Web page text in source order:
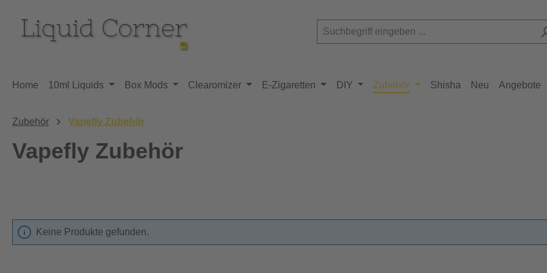
Home 10ml Liquids Box Mods Clearomizer E-Zigaretten DIY Zubehör Shisha Neu Angebote
Zubehör Vapefly Zubehör
Vapefly Zubehör
Keine Produkte gefunden.